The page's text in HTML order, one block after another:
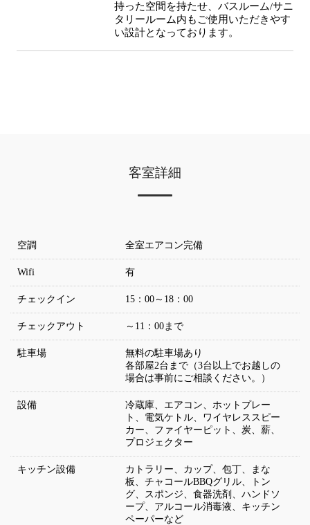
持った空間を持たせ、バスルーム/サニ
タリールーム内もご使用いただきやす
い設計となっております。
客室詳細
空調 全室エアコン完備
Wifi 有
チェックイン 15：00～18：00
チェックアウト ～11：00まで
駐車場
無料の駐車場あり
各部屋2台まで（3台以上でお越しの
場合は事前にご相談ください。）
設備
冷蔵庫、エアコン、ホットプレー
ト、電気ケトル、ワイヤレススピー
カー、ファイヤーピット、炭、薪、
プロジェクター
キッチン設備
カトラリー、カップ、包丁、まな
板、チャコールBBQグリル、トン
グ、スポンジ、食器洗剤、ハンドソ
ープ、アルコール消毒液、キッチン
ペーパーなど